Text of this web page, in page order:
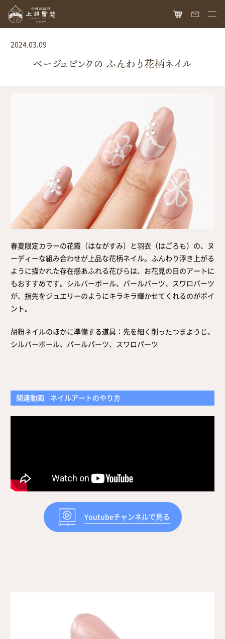
HOME
オンラインショップ
胡粉石鹸
瑞々
爪美容液
日本画作品帖
白狐通信
想い
歴史
取扱店舗
お問い合わせ
カタログ請求
個人情報保護
サイト規約
サイトマップ
2024.03.09
ベージュピンクの ふんわり花柄ネイル
春夏限定カラーの花霞（はながすみ）と羽衣（はごろも）の、ヌ
ーディーな組み合わせが上品な花柄ネイル。ふんわり浮き上がる
ように描かれた存在感あふれる花びらは、お花見の日のアートに
もおすすめです。シルバーボール、パールパーツ、スワロパーツ
が、指先をジュエリーのようにキラキラ輝かせてくれるのがポイ
ント。
胡粉ネイルのほかに準備する道具：先を細く削ったつまようじ、
シルバーボール、パールパーツ、スワロパーツ
関連動画 ネイルアートのやり方
Youtubeチャンネルで見る